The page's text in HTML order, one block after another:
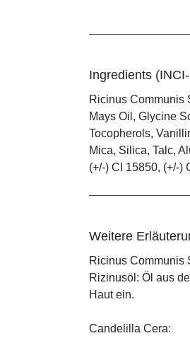
Ingredients
Ricinus Communis
Mays Oil, Glycine
Tocopherols,
Mica, Silica, Talc,
(+/-) CI 15850, (+/-)
Weitere
Ricinus Communis
Rizinusöl: Öl aus
Haut ein.
Candelilla Cera: